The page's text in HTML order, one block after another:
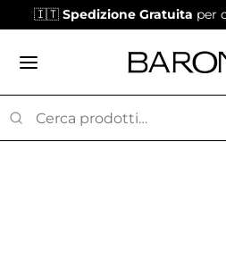
🇮🇹 Spedizione Gratuita per